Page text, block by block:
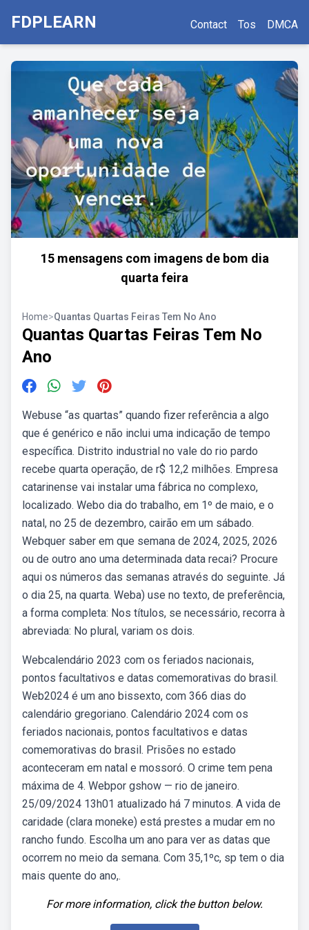
FDPLEARN Contact Tos DMCA
15 mensagens com imagens de bom dia
quarta feira
Home>Quantas Quartas Feiras Tem No Ano
Quantas Quartas Feiras Tem No
Ano
Webuse “as quartas” quando fizer referência a algo
que é genérico e não inclui uma indicação de tempo
específica. Distrito industrial no vale do rio pardo
recebe quarta operação, de r$ 12,2 milhões. Empresa
catarinense vai instalar uma fábrica no complexo,
localizado. Webo dia do trabalho, em 1º de maio, e o
natal, no 25 de dezembro, cairão em um sábado.
Webquer saber em que semana de 2024, 2025, 2026
ou de outro ano uma determinada data recai? Procure
aqui os números das semanas através do seguinte. Já
o dia 25, na quarta. Weba) use no texto, de preferência,
a forma completa: Nos títulos, se necessário, recorra à
abreviada: No plural, variam os dois.
Webcalendário 2023 com os feriados nacionais,
pontos facultativos e datas comemorativas do brasil.
Web2024 é um ano bissexto, com 366 dias do
calendário gregoriano. Calendário 2024 com os
feriados nacionais, pontos facultativos e datas
comemorativas do brasil. Prisões no estado
aconteceram em natal e mossoró. O crime tem pena
máxima de 4. Webpor gshow — rio de janeiro.
25/09/2024 13h01 atualizado há 7 minutos. A vida de
caridade (clara moneke) está prestes a mudar em no
rancho fundo. Escolha um ano para ver as datas que
ocorrem no meio da semana. Com 35,1ºc, sp tem o dia
mais quente do ano,.
For more information, click the button below.